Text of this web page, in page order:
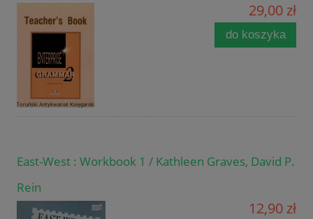
29,00 zł
do koszyka
East-West : Workbook 1 / Kathleen Graves, David P.
Rein
12,90 zł